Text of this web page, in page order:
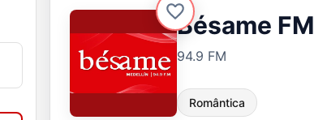
Bésame FM
94.9 FM
Romântica